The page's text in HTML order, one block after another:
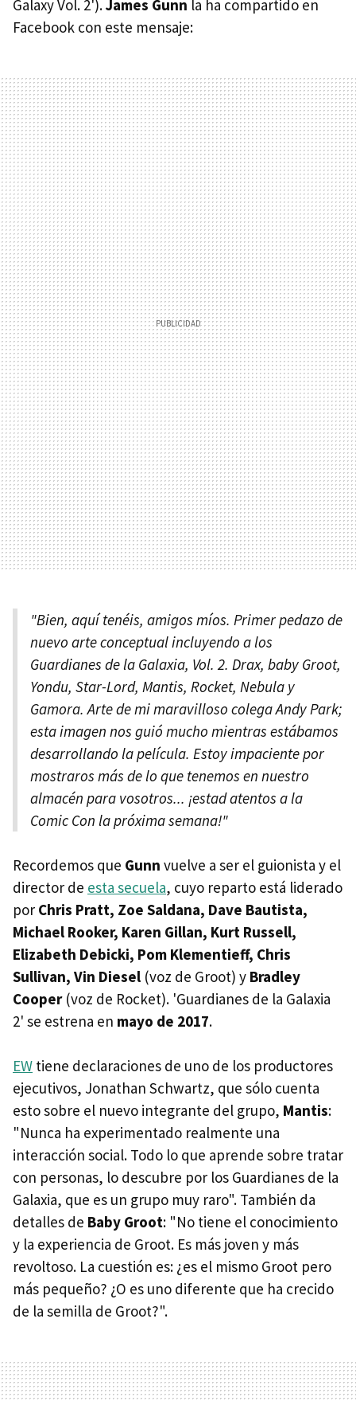
Galaxy Vol. 2').James Gunn la ha compartido en
Facebook con este mensaje:
"Bien, aquí tenéis, amigos míos. Primer pedazo de
nuevo arte conceptual incluyendo a los
Guardianes de la Galaxia, Vol. 2. Drax, baby Groot,
Yondu, Star-Lord, Mantis, Rocket, Nebula y
Gamora. Arte de mi maravilloso colega Andy Park;
esta imagen nos guió mucho mientras estábamos
desarrollando la película. Estoy impaciente por
mostraros más de lo que tenemos en nuestro
almacén para vosotros... ¡estad atentos a la
Comic Con la próxima semana!"
Recordemos que Gunn vuelve a ser el guionista y el
director de esta secuela, cuyo reparto está liderado
por Chris Pratt, Zoe Saldana, Dave Bautista,
Michael Rooker, Karen Gillan, Kurt Russell,
Elizabeth Debicki, Pom Klementieff, Chris
Sullivan, Vin Diesel (voz de Groot) y Bradley
Cooper(voz de Rocket). 'Guardianes de la Galaxia
2' se estrena en mayo de 2017.
EW tiene declaraciones de uno de los productores
ejecutivos, Jonathan Schwartz, que sólo cuenta
esto sobre el nuevo integrante del grupo, Mantis:
"Nunca ha experimentado realmente una
interacción social. Todo lo que aprende sobre tratar
con personas, lo descubre por los Guardianes de la
Galaxia, que es un grupo muy raro". También da
detalles de Baby Groot: "No tiene el conocimiento
y la experiencia de Groot. Es más joven y más
revoltoso. La cuestión es: ¿es el mismo Groot pero
más pequeño? ¿O es uno diferente que ha crecido
de la semilla de Groot?".